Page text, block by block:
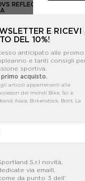
REFLECTIVE NERO
E RICEVI
DEL 10%!
anticipato alle promo
e tanti consigli
sportiva.
acquisto.
gli articoli appartenenti alle
dei mondi Bike, Sci e
Assos, Birkenstock, Bont, La
S.r.l novità,
via email!.
da punto 3 dell'